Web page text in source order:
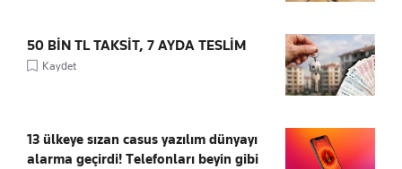
50 BİN TL TAKSİT, 7 AYDA TESLİM
Kaydet
13 ülkeye sızan casus yazılım dünyayı
alarma geçirdi! Telefonları beyin gibi